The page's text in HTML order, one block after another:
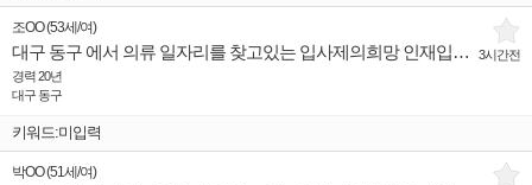
3시간전
조OO(53세 /여)
대구 동구 에서 의류 일자리를 찾고있는 입사제의희망 인재입니다.
경력 20년
대구 동구
키워드:미입력
박OO(51세 /여)